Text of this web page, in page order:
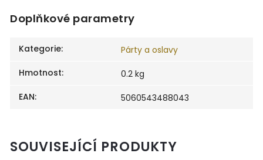
Doplňkové parametry
Kategorie:
Párty a oslavy
Hmotnost:
0.2 kg
EAN: 5060543488043
SOUVISEJÍCÍ PRODUKTY